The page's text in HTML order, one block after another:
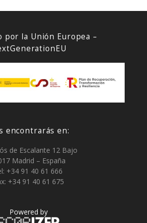
por la Unión Europea –
encontrarás en:
de Escalante 12 Bajo
Madrid – España
+34 91 40 61 666
+34 91 40 61 675
Powered by